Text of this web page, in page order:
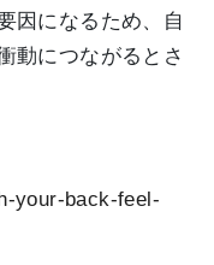
因になるため、自
動につながるとさ
your-back-feel-